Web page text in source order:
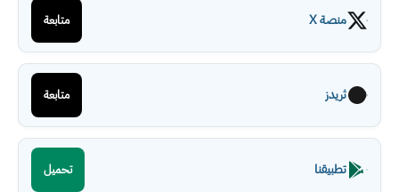
منصة X متابعة
ثريدز متابعة
تطبيقنا تحميل